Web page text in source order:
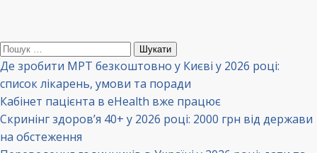
Пошук:
Де зробити МРТ безкоштовно у Києві у 2026 році:
список лікарень, умови та поради
Кабінет пацієнта в eHealth вже працює
Скринінг здоров’я 40+ у 2026 році: 2000 грн від держави
на обстеження